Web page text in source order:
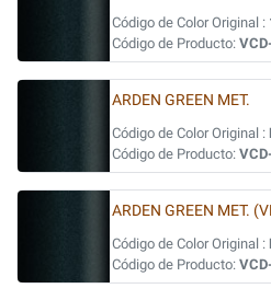
Código de Color Original :
Código de Producto:
ARDEN GREEN MET.
Código de Color Original :
Código de Producto:
ARDEN GREEN MET.
Código de Color Original :
Código de Producto: